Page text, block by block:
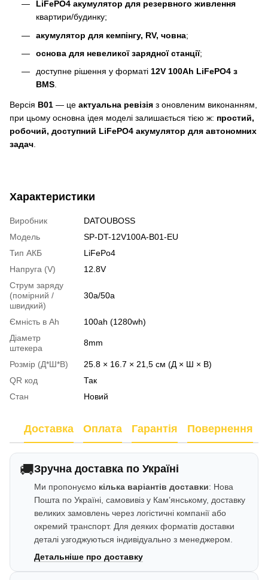
LiFePO4 акумулятор для резервного живлення
квартири/будинку;
акумулятор для кемпінгу, RV, човна;
основа для невеликої зарядної станції;
доступне рішення у форматі 12V 100Ah LiFePO4 з
BMS.
Версія B01 — це актуальна ревізія з оновленим виконанням,
при цьому основна ідея моделі залишається тією ж: простий,
робочий, доступний LiFePO4 акумулятор для автономних
задач.
Характеристики
Виробник
DATOUBOSS
Модель
SP-DT-12V100A-B01-EU
Тип АКБ
LiFePo4
Напруга (V)
12.8V
Струм заряду
(помірний /
швидкий)
30a/50a
Ємність в Аh
100ah (1280wh)
Діаметр
штекера
8mm
Розмір (Д*Ш*В)
25.8 × 16.7 × 21,5 см (Д × Ш × В)
QR код
Так
Стан
Новий
Доставка Оплата Гарантія Повернення
🚚Зручна доставка по Україні
Ми пропонуємо кілька варіантів доставки: Нова
Пошта по Україні, самовивіз у Кам’янському, доставку
великих замовлень через логістичні компанії або
окремий транспорт. Для деяких форматів доставки
деталі узгоджуються індивідуально з менеджером.
Детальніше про доставку